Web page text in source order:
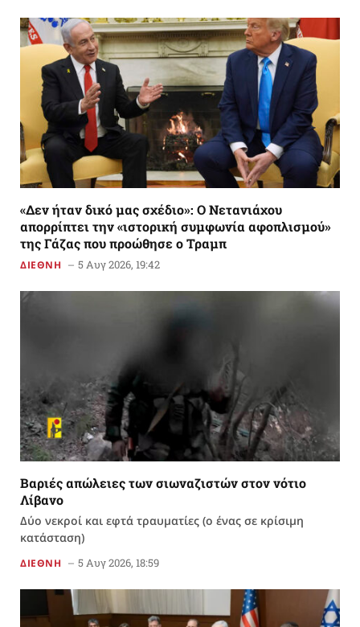
«Δεν ήταν δικό μας σχέδιο»: Ο Νετανιάχου
απορρίπτει την «ιστορική συμφωνία αφοπλισμού»
της Γάζας που προώθησε ο Τραμπ
ΔΙΕΘΝΗ 5 Αυγ 2026, 19:42
Βαριές απώλειες των σιωναζιστών στον νότιο
Λίβανο
Δύο νεκροί και εφτά τραυματίες (ο ένας σε κρίσιμη
κατάσταση)
ΔΙΕΘΝΗ 5 Αυγ 2026, 18:59